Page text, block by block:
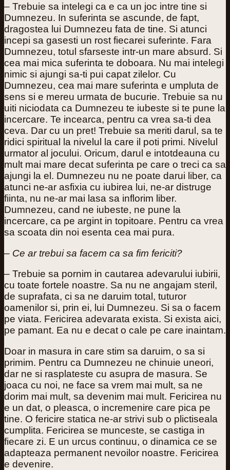
– Trebuie sa intelegi ca e ca un joc intre tine si
Dumnezeu. In suferinta se ascunde, de fapt,
dragostea lui Dumnezeu fata de tine. Si atunci
incepi sa gasesti un rost fiecarei suferinte. Fara
Dumnezeu, totul sfarseste intr-un mare absurd. Si
cea mai mica suferinta te doboara. Nu mai intelegi
nimic si ajungi sa-ti pui capat zilelor. Cu
Dumnezeu, cea mai mare suferinta e umpluta de
sens si e mereu urmata de bucurie. Trebuie sa nu
uiti niciodata ca Dumnezeu te iubeste si te pune la
incercare. Te incearca, pentru ca vrea sa-ti dea
ceva. Dar cu un pret! Trebuie sa meriti darul, sa te
ridici spiritual la nivelul la care il poti primi. Nivelul
urmator al jocului. Oricum, darul e intotdeauna cu
mult mai mare decat suferinta pe care o treci ca sa
ajungi la el. Dumnezeu nu ne poate darui liber, ca
atunci ne-ar asfixia cu iubirea lui, ne-ar distruge
fiinta, nu ne-ar mai lasa sa inflorim liber.
Dumnezeu, cand ne iubeste, ne pune la
incercare, ca pe argint in topitoare. Pentru ca vrea
sa scoata din noi esenta cea mai pura.
– Ce ar trebui sa facem ca sa fim fericiti?
– Trebuie sa pornim in cautarea adevarului iubirii,
cu toate fortele noastre. Sa nu ne angajam steril,
de suprafata, ci sa ne daruim total, tuturor
oamenilor si, prin ei, lui Dumnezeu. Si sa o facem
pe viata. Fericirea adevarata exista. Si exista aici,
pe pamant. Ea nu e decat o cale pe care inaintam.
Doar in masura in care stim sa daruim, o sa si
primim. Pentru ca Dumnezeu ne chinuie uneori,
dar ne si rasplateste cu asupra de masura. Se
joaca cu noi, ne face sa vrem mai mult, sa ne
dorim mai mult, sa devenim mai mult. Fericirea nu
e un dat, o pleasca, o incremenire care pica pe
tine. O fericire statica ne-ar strivi sub o plictiseala
cumplita. Fericirea se munceste, se castiga in
fiecare zi. E un urcus continuu, o dinamica ce se
adapteaza permanent nevoilor noastre. Fericirea
e devenire.